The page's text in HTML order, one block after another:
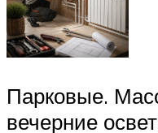
Парковые.
вечерние